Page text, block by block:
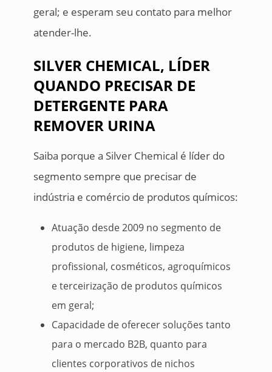
geral; e esperam seu contato para melhor
atender-lhe.
SILVER CHEMICAL, LÍDER
QUANDO PRECISAR DE
DETERGENTE PARA
REMOVER URINA
Saiba porque a Silver Chemical é líder do
segmento sempre que precisar de
indústria e comércio de produtos químicos:
Atuação desde 2009 no segmento de
produtos de higiene, limpeza
profissional, cosméticos, agroquímicos
e terceirização de produtos químicos
em geral;
Capacidade de oferecer soluções tanto
para o mercado B2B, quanto para
clientes corporativos de nichos